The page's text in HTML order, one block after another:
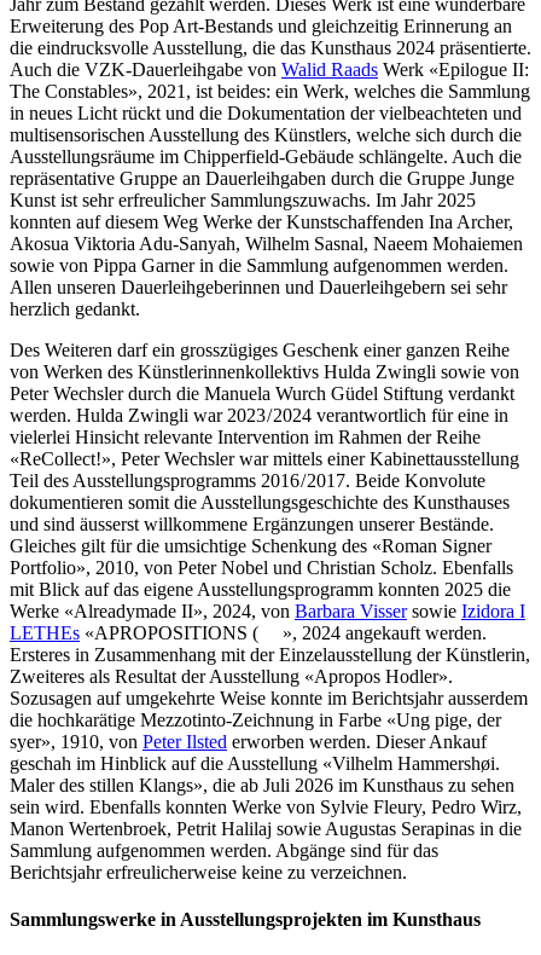
Erweiterung des Pop Art-Bestands und gleichzeitig Erinnerung an
die eindrucksvolle Ausstellung, die das Kunsthaus 2024 präsentierte.
Auch die VZK-Dauerleihgabe von Walid Raads Werk «Epilogue II:
The Constables», 2021, ist beides: ein Werk, welches die Sammlung
in neues Licht rückt und die Dokumentation der vielbeachteten und
multisensorischen Ausstellung des Künstlers, welche sich durch die
Ausstellungsräume im Chipperfield-Gebäude schlängelte. Auch die
repräsentative Gruppe an Dauerleihgaben durch die Gruppe Junge
Kunst ist sehr erfreulicher Sammlungszuwachs. Im Jahr 2025
konnten auf diesem Weg Werke der Kunstschaffenden Ina Archer,
Akosua Viktoria Adu-Sanyah, Wilhelm Sasnal, Naeem Mohaiemen
sowie von Pippa Garner in die Sammlung aufgenommen werden.
Allen unseren Dauerleihgeberinnen und Dauerleihgebern sei sehr
herzlich gedankt.
Des Weiteren darf ein grosszügiges Geschenk einer ganzen Reihe
von Werken des Künstlerinnenkollektivs Hulda Zwingli sowie von
Peter Wechsler durch die Manuela Wurch Güdel Stiftung verdankt
werden. Hulda Zwingli war 2023 / 2024 verantwortlich für eine in
vielerlei Hinsicht relevante Intervention im Rahmen der Reihe
«ReCollect!», Peter Wechsler war mittels einer Kabinettausstellung
Teil des Ausstellungsprogramms 2016 / 2017. Beide Konvolute
dokumentieren somit die Ausstellungsgeschichte des Kunsthauses
und sind äusserst willkommene Ergänzungen unserer Bestände.
Gleiches gilt für die umsichtige Schenkung des «Roman Signer
Portfolio», 2010, von Peter Nobel und Christian Scholz. Ebenfalls
mit Blick auf das eigene Ausstellungsprogramm konnten 2025 die
Werke «Alreadymade II», 2024, von Barbara Vissersowie Izidora I
LETHEs «APROPOSITIONS ( », 2024 angekauft werden.
Ersteres in Zusammenhang mit der Einzelausstellung der Künstlerin,
Zweiteres als Resultat der Ausstellung «Apropos Hodler».
Sozusagen auf umgekehrte Weise konnte im Berichtsjahr ausserdem
die hochkarätige Mezzotinto-Zeichnung in Farbe «Ung pige, der
syer», 1910, von Peter Ilsted erworben werden. Dieser Ankauf
geschah im Hinblick auf die Ausstellung «Vilhelm Hammershøi.
Maler des stillen Klangs», die ab Juli 2026 im Kunsthaus zu sehen
sein wird. Ebenfalls konnten Werke von Sylvie Fleury, Pedro Wirz,
Manon Wertenbroek, Petrit Halilaj sowie Augustas Serapinas in die
Sammlung aufgenommen werden. Abgänge sind für das
Berichtsjahr erfreulicherweise keine zu verzeichnen.
Sammlungswerke in Ausstellungsprojekten im Kunsthaus